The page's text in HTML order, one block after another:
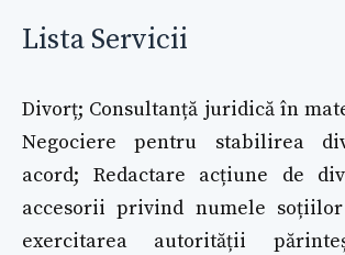
Lista Servicii
Divorț; Consultanță juridică în
Negociere pentru stabilirea
acord; Redactare acțiune de
accesorii privind numele
exercitarea autorității